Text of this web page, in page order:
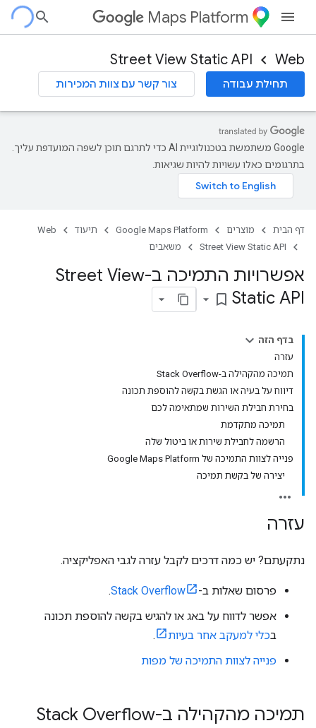
Maps Platform
Web
Street View Static API
תחילת עבודה צור קשר עם צוות המכירות
‫Google משתמשת בטכנולוגיית AI כדי לתרגם תוכן לשפה המועדפת עליך.
בתרגומים כאלו עשויות להיות שגיאות.
דף הבית מוצרים Google Maps Platform תיעוד
Web
Street View Static API
משאבים
אפשרויות התמיכה ב-Street View
Static API
bookmark_border
בדף הזה
עזרה
תמיכה מהקהילה ב-Stack Overflow
דיווח על בעיה או הגשת בקשה להוספת תכונה
בחירת חבילת השירות שמתאימה לכם
תמיכה מתקדמת
הרשמה לחבילת שירות או ביטול שלה
פנייה לצוות התמיכה של Google Maps Platform
יצירה של בקשת תמיכה
עזרה
נתקעתם? יש כמה דרכים לקבל עזרה לגבי האפליקציה.
פרסום שאלות ב- Stack Overflow
.
אפשר לדווח על באג או להגיש בקשה להוספת תכונה
בכלי למעקב אחר בעיות
.
פנייה לצוות התמיכה של מפות
תמיכה מהקהילה ב-Stack Overflow